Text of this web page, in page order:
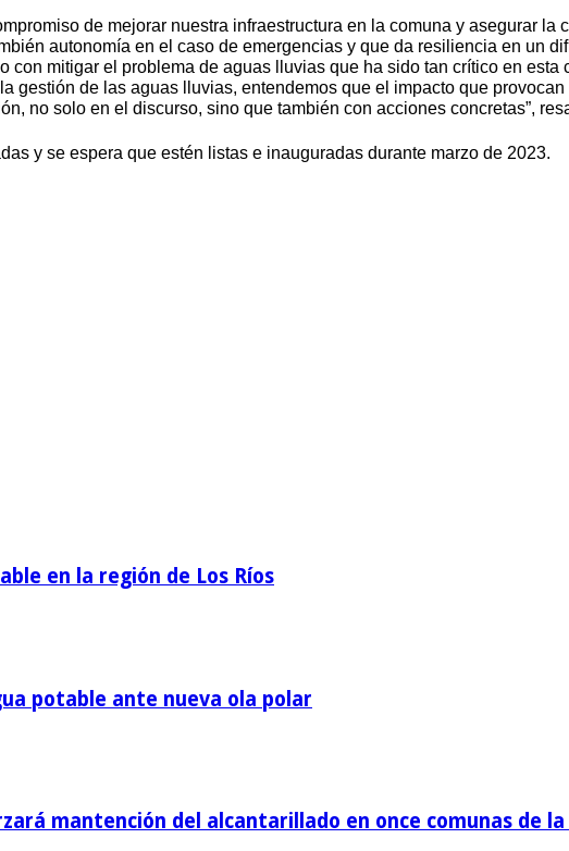
de mejorar nuestra infraestructura en la comuna y asegurar
autonomía en el caso de emergencias y que da resiliencia en un
con mitigar el problema de aguas lluvias que ha sido tan crítico en
gestión de las aguas lluvias, entendemos que el impacto que
no solo en el discurso, sino que también con acciones concretas”,
y se espera que estén listas e inauguradas durante marzo de 2023.
en la región de Los Ríos
potable ante nueva ola polar
mantención del alcantarillado en once comunas de la